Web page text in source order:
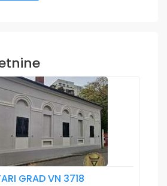
GRAD VN 3718